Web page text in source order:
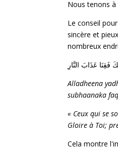
Nous tenons
Le conseil
sincère et
nombreux
عَذَابَ النَّارِ
Alladheena
subhaanaka
« Ceux qui se
Gloire à Toi;
Cela montre